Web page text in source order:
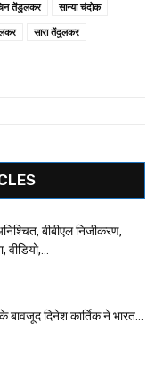
तेंडुलकर
सान्या चंदोक
सारा तेंदुलकर
बीबीएल निजीकरण,
बावजूद दिनेश कार्तिक ने भारत...